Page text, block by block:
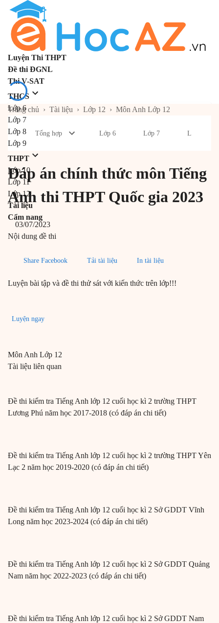
Luyện Thi THPT
Đề thi ĐGNL
Thi V-SAT
THCS
Lớp 6
Lớp 7
Lớp 8
Lớp 9
THPT
Lớp 10
Lớp 11
Lớp 12
Tài liệu
Cẩm nang
Trang chủ › Tài liệu › Lớp 12 › Môn Anh Lớp 12
Tổng hợp Lớp 6 Lớp 7 Lớp 8
Đáp án chính thức môn Tiếng
Anh thi THPT Quốc gia 2023
03/07/2023
Nội dung đề thi
Share Facebook Tải tài liệu In tài liệu
Luyện bài tập và đề thi thử sát với kiến thức trên lớp!!!
Luyện ngay
Môn Anh Lớp 12
Tài liệu liên quan
Đề thi kiểm tra Tiếng Anh lớp 12 cuối học kì 2 trường THPT
Lương Phú năm học 2017-2018 (có đáp án chi tiết)
Đề thi kiểm tra Tiếng Anh lớp 12 cuối học kì 2 trường THPT Yên
Lạc 2 năm học 2019-2020 (có đáp án chi tiết)
Đề thi kiểm tra Tiếng Anh lớp 12 cuối học kì 2 Sở GDDT Vĩnh
Long năm học 2023-2024 (có đáp án chi tiết)
Đề thi kiểm tra Tiếng Anh lớp 12 cuối học kì 2 Sở GDDT Quảng
Nam năm học 2022-2023 (có đáp án chi tiết)
Đề thi kiểm tra Tiếng Anh lớp 12 cuối học kì 2 Sở GDDT Nam